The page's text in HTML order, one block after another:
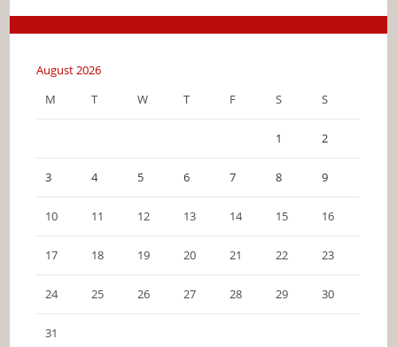
August 2026
M
T W T F S S
1 2
3 4 5 6 7 8 9
10 11 12 13 14 15 16
17 18 19 20 21 22 23
24 25 26 27 28 29 30
31